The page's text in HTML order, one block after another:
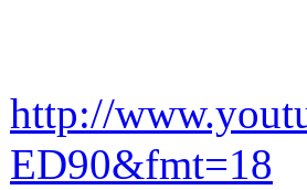
http://
ED90&fmt=18